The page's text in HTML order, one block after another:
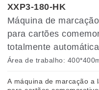
XXP3-180-HK
Máquina de
para cartões
totalmente automática
Área de trabalho:
A máquina de marcação a